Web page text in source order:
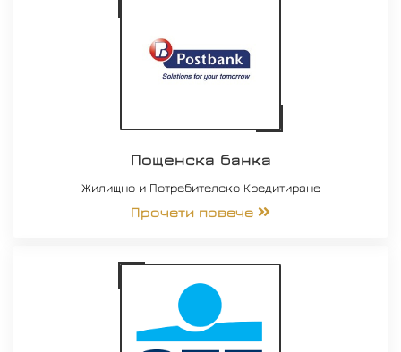
Пощенска банка
Жилищно и Потребителско Кредитиране
Прочети повече